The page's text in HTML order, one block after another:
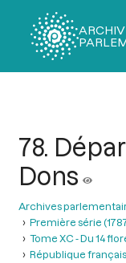
78.
Dons
Archives
Première série
Tome XC - Du 14
République